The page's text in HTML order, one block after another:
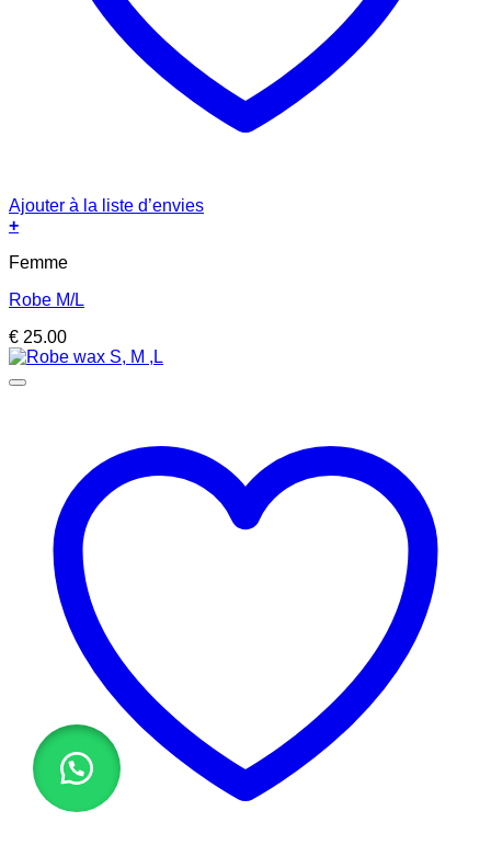
Ajouter à la liste d’envies
+
Femme
Robe M/L
€ 25.00